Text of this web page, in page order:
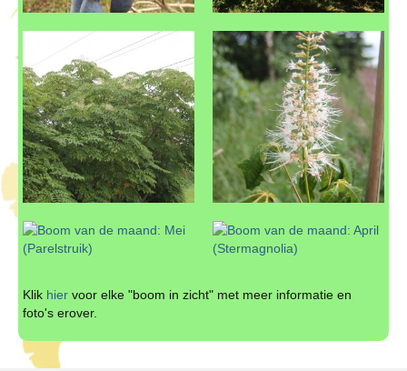
Klik hier voor elke "boom in zicht" met meer informatie en
foto's erover.